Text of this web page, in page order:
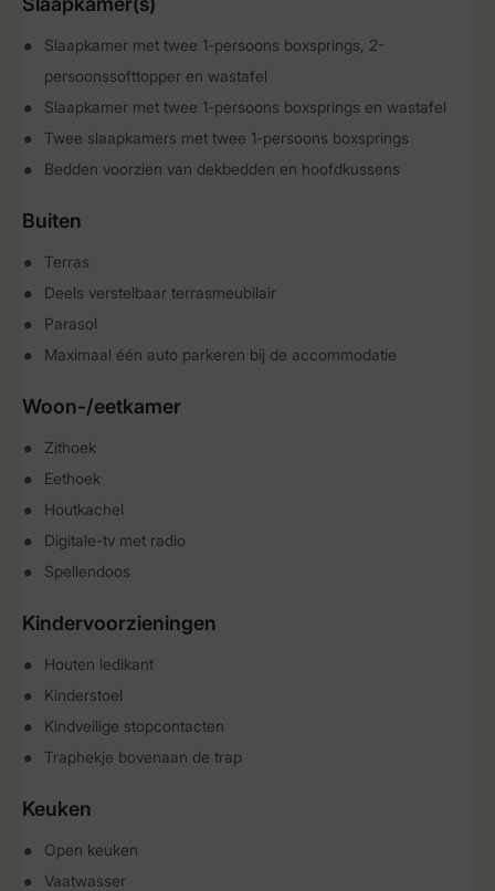
Slaapkamer met twee 1-persoons boxsprings, 2-
persoonssofttopper en wastafel
Slaapkamer met twee 1-persoons boxsprings en wastafel
Twee slaapkamers met twee 1-persoons boxsprings
Bedden voorzien van dekbedden en hoofdkussens
Buiten
Terras
Deels verstelbaar terrasmeubilair
Parasol
Maximaal één auto parkeren bij de accommodatie
Woon-/eetkamer
Zithoek
Eethoek
Houtkachel
Digitale-tv met radio
Spellendoos
Kindervoorzieningen
Houten ledikant
Kinderstoel
Kindveilige stopcontacten
Traphekje bovenaan de trap
Keuken
Open keuken
Vaatwasser